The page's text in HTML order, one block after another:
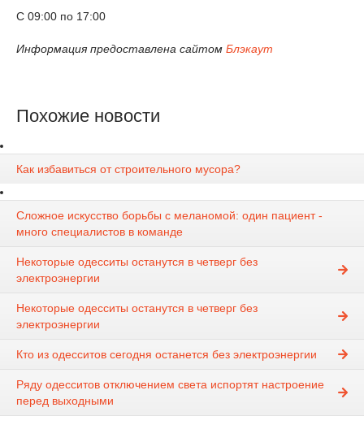
С 09:00 по 17:00
Информация предоставлена сайтом Блэкаут
Похожие новости
Как избавиться от строительного мусора?
Сложное искусство борьбы с меланомой: один пациент -
много специалистов в команде
Некоторые одесситы останутся в четверг без
электроэнергии
Некоторые одесситы останутся в четверг без
электроэнергии
Кто из одесситов сегодня останется без электроэнергии
Ряду одесситов отключением света испортят настроение
перед выходными